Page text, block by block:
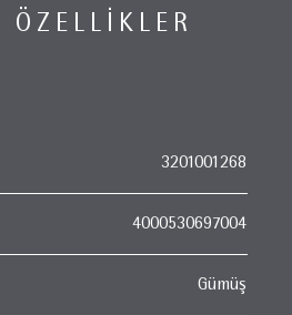
ÖZELLIKLER
3201001268
4000530697004
Gümüş